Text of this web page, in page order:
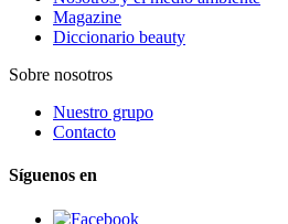
Magazine
Diccionario beauty
Sobre nosotros
Nuestro grupo
Contacto
Síguenos en